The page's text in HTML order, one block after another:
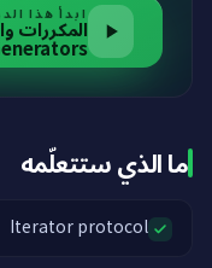
ابدأ هذا
ما الذي ستتعلّمه
Iterator protocol